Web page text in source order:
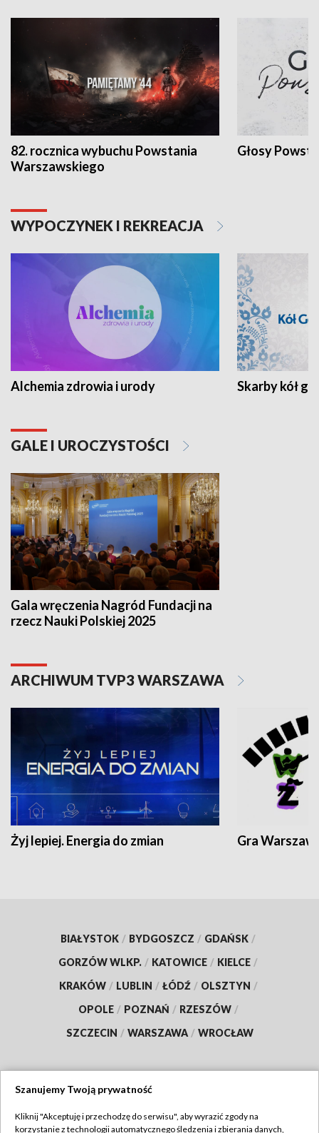
82. rocznica wybuchu Powstania
Warszawskiego
Głosy
WYPOCZYNEK I REKREACJA
Alchemia zdrowia i urody Skarby kół
GALE I UROCZYSTOŚCI
Gala wręczenia Nagród Fundacji na
rzecz Nauki Polskiej 2025
ARCHIWUM TVP3 WARSZAWA
Żyj lepiej. Energia do zmian Gra
BIAŁYSTOK / BYDGOSZCZ / GDAŃSK /
GORZÓW WLKP. / KATOWICE / KIELCE /
KRAKÓW / LUBLIN / ŁÓDŹ / OLSZTYN /
OPOLE / POZNAŃ / RZESZÓW /
SZCZECIN / WARSZAWA / WROCŁAW
Szanujemy Twoją prywatność
Kliknij "Akceptuję i przechodzę do serwisu", aby wyrazić zgody na
korzystanie z technologii automatycznego śledzenia i zbierania danych,